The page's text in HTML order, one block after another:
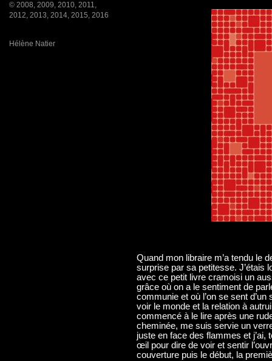
© 2008, 2009, 2010, 2011,
2012, 2013, 2014, 2015, 2016
Hélène Natier
Quand mon libraire m’a tendu le
surprise par sa petitesse. J’étais
avec ce petit livre cramoisi un
grâce où on a le sentiment de
communie et où l’on se sent
voir le monde et la relation à
commencé à le lire après une
cheminée, me suis servie un
juste en face des flammes et j’ai,
œil pour dire de voir et sentir
couverture puis le début, la